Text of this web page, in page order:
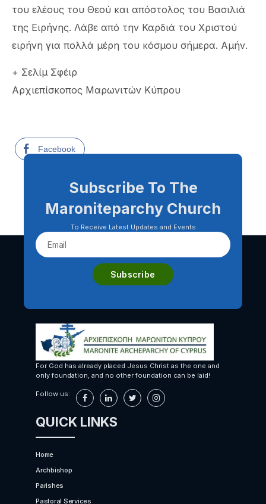
του ελέους του Θεού και απόστολος του Βασιλιά
της Ειρήνης. Λάβε από την Καρδιά του Χριστού
ειρήνη για πολλά μέρη του κόσμου σήμερα. Αμήν.
+ Σελίμ Σφέιρ
Αρχιεπίσκοπος Μαρωνιτών Κύπρου
Facebook
Subscribe To The
Maroniteparchy Church
To Receive Latest Updates and Events
For God has already placed Jesus Christ as the one and
only foundation, and no other foundation can be laid!
Follow us:
QUICK LINKS
Home
Archbishop
Parishes
Pastoral Services